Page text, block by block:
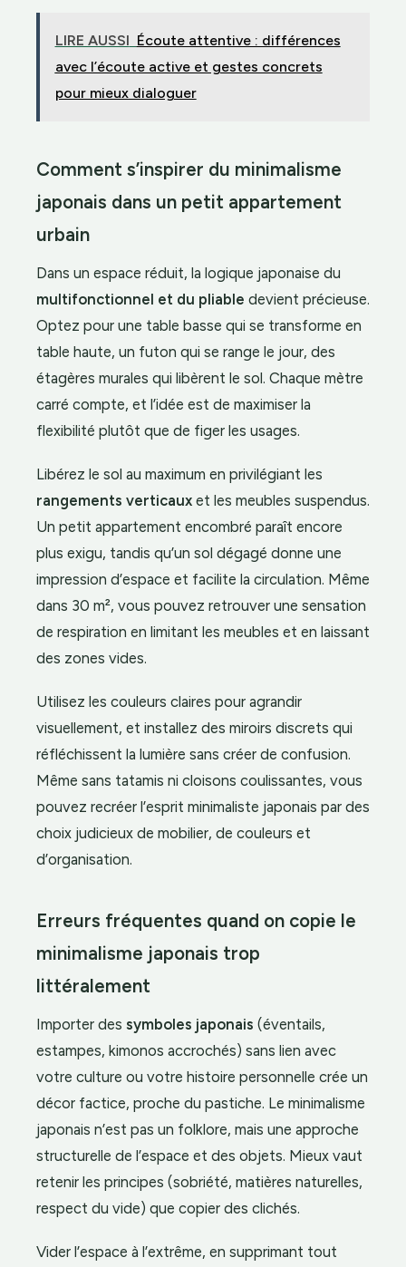
LIRE AUSSI Écoute attentive : différences
avec l’écoute active et gestes concrets
pour mieux dialoguer
Comment s’inspirer du minimalisme
japonais dans un petit appartement
urbain
Dans un espace réduit, la logique japonaise du
multifonctionnel et du pliable devient précieuse.
Optez pour une table basse qui se transforme en
table haute, un futon qui se range le jour, des
étagères murales qui libèrent le sol. Chaque mètre
carré compte, et l’idée est de maximiser la
flexibilité plutôt que de figer les usages.
Libérez le sol au maximum en privilégiant les
rangements verticaux et les meubles suspendus.
Un petit appartement encombré paraît encore
plus exigu, tandis qu’un sol dégagé donne une
impression d’espace et facilite la circulation. Même
dans 30 m², vous pouvez retrouver une sensation
de respiration en limitant les meubles et en laissant
des zones vides.
Utilisez les couleurs claires pour agrandir
visuellement, et installez des miroirs discrets qui
réfléchissent la lumière sans créer de confusion.
Même sans tatamis ni cloisons coulissantes, vous
pouvez recréer l’esprit minimaliste japonais par des
choix judicieux de mobilier, de couleurs et
d’organisation.
Erreurs fréquentes quand on copie le
minimalisme japonais trop
littéralement
Importer des symboles japonais (éventails,
estampes, kimonos accrochés) sans lien avec
votre culture ou votre histoire personnelle crée un
décor factice, proche du pastiche. Le minimalisme
japonais n’est pas un folklore, mais une approche
structurelle de l’espace et des objets. Mieux vaut
retenir les principes (sobriété, matières naturelles,
respect du vide) que copier des clichés.
Vider l’espace à l’extrême, en supprimant tout